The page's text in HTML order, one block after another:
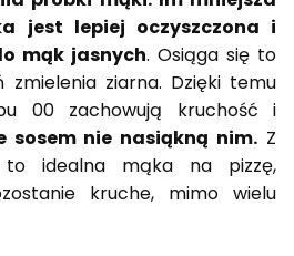
jest lepiej oczyszczona i
mąk jasnych. Osiąga się to
zmielenia ziarna. Dzięki temu
00 zachowują kruchość i
sosem nie nasiąkną nim. Z
idealna mąka na pizzę,
kruche, mimo wielu